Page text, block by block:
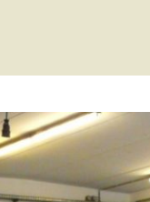
2025
2024